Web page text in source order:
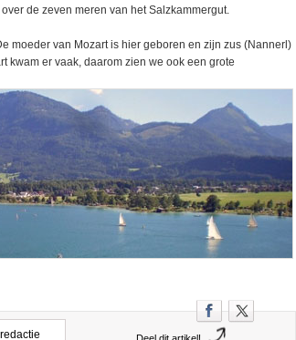
de zeven meren van het Salzkammergut.
moeder van Mozart is hier geboren en zijn zus (Nannerl)
kwam er vaak, daarom zien we ook een grote